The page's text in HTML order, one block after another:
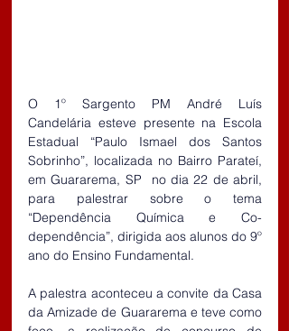
O 1º Sargento PM André Luís
Candelária esteve presente na Escola
Estadual “Paulo Ismael dos Santos
Sobrinho”, localizada no Bairro Parateí,
em Guararema, SP  no dia 22 de abril,
para palestrar sobre o tema
“Dependência Química e Co-
dependência”, dirigida aos alunos do 9º
ano do Ensino Fundamental.
A palestra aconteceu a convite da Casa
da Amizade de Guararema e teve como